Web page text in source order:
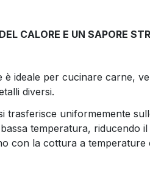
CALORE E UN SAPORE
ideale per cucinare carne,
diversi.
uniformemente
temperatura, riducendo
con la cottura a